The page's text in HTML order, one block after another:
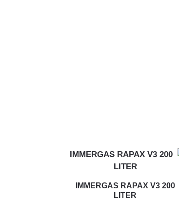
IMMERGAS RAPAX V3 200
LITER